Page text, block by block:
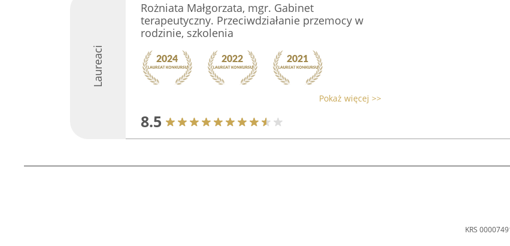
Laureaci
Rożniata Małgorzata, mgr. Gabinet
terapeutyczny. Przeciwdziałanie przemocy w
rodzinie, szkolenia
Pokaż więcej >>
8.5
KRS